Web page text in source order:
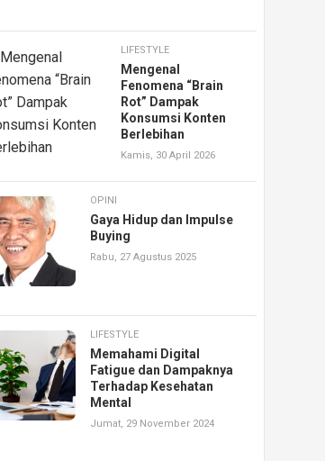
LIFESTYLE
Mengenal
Fenomena “Brain
Rot” Dampak
Konsumsi Konten
Berlebihan
Kamis, 30 April 2026
OPINI
Gaya Hidup dan Impulse
Buying
Rabu, 27 Agustus 2025
LIFESTYLE
Memahami Digital
Fatigue dan Dampaknya
Terhadap Kesehatan
Mental
Jumat, 29 November 2024